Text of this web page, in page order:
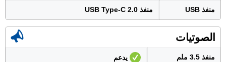
منفذ USB منفذ USB Type-C 2.0
الصوتيات
منفذ 3.5 ملم يدعم